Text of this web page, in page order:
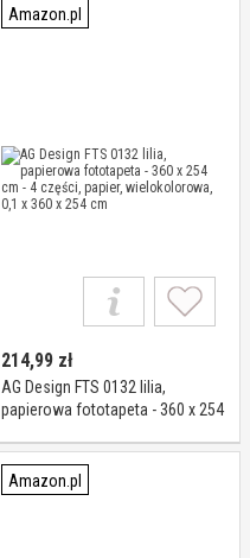
cm
Amazon.pl
214,99 zł
AG Design FTS 0132 lilia,
papierowa fototapeta - 360 x 254
wielokolorowa, 0,1 x 360 x 254
cm
Amazon.pl